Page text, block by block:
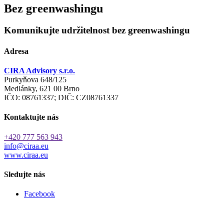
Bez greenwashingu
Komunikujte udržitelnost bez greenwashingu
Adresa
CIRA Advisory s.r.o.
Purkyňova 648/125
Medlánky, 621 00 Brno
IČO: 08761337; DIČ: CZ08761337
Kontaktujte nás
+420 777 563 943
info@ciraa.eu
www.ciraa.eu
Sledujte nás
Facebook